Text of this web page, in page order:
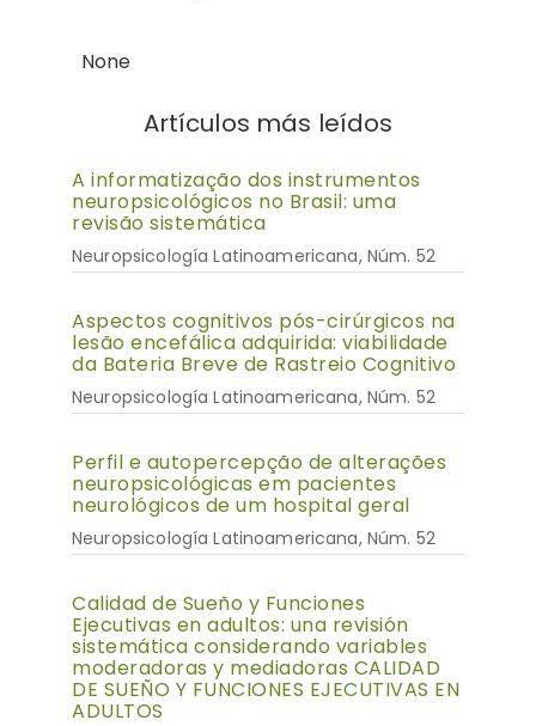
None
Artículos más leídos
A informatização dos instrumentos
neuropsicológicos no Brasil: uma
revisão sistemática
Neuropsicología Latinoamericana, Núm. 52
Aspectos cognitivos pós-cirúrgicos na
lesão encefálica adquirida: viabilidade
da Bateria Breve de Rastreio Cognitivo
Neuropsicología Latinoamericana, Núm. 52
Perfil e autopercepção de alterações
neuropsicológicas em pacientes
neurológicos de um hospital geral
Neuropsicología Latinoamericana, Núm. 52
Calidad de Sueño y Funciones
Ejecutivas en adultos: una revisión
sistemática considerando variables
moderadoras y mediadoras CALIDAD
DE SUEÑO Y FUNCIONES EJECUTIVAS EN
ADULTOS